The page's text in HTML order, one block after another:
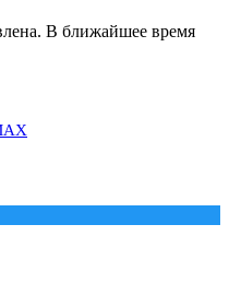
В ближайшее время